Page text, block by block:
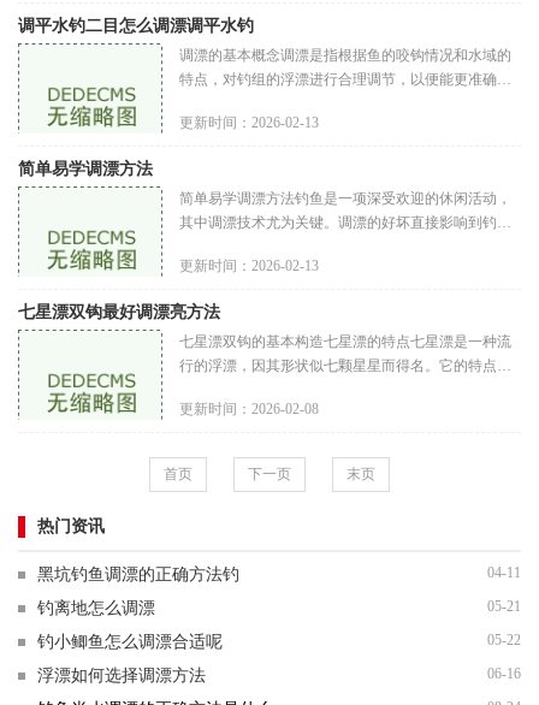
调平水钓二目怎么调漂调平水钓
调漂的基本概念调漂是指根据鱼的咬钩情况和水域的
特点，对钓组的浮漂进行合理调节，以便能更准确地
为了提高钓鱼的乐趣和技巧
更新时间：2026-02-13
简单易学调漂方法
简单易学调漂方法钓鱼是一项深受欢迎的休闲活动，
其中调漂技术尤为关键。调漂的好坏直接影响到钓鱼
方法，帮助钓友们提升钓鱼
更新时间：2026-02-13
七星漂双钩最好调漂亮方法
七星漂双钩的基本构造七星漂的特点七星漂是一种流
行的浮漂，因其形状似七颗星星而得名。它的特点是
漂浮点，可以在不同水域和
更新时间：2026-02-08
首页 下一页 末页
热门资讯
黑坑钓鱼调漂的正确方法钓 04-11
钓离地怎么调漂 05-21
钓小鲫鱼怎么调漂合适呢 05-22
浮漂如何选择调漂方法 06-16